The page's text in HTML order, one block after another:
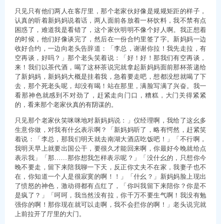
只见只有他们两人在客厅里，那个老家伙好像是规规矩距的样子，
认真的听着新妈妈说着话，两人面前各放着一杯饮料，我不禁有点
困惑了，难道我是看错了，这个家伙明明不像个好人啊。我正想着
的时候，他们好像谈完了，然后在一份合约里签了字。新妈妈一边
收好合约，一边向老头告辞道：「李总，谢谢你拉！我先走拉，有
空再谈，好吗？」那个老头笑着说：「好！好！那我们有空再谈，
来！我们以茶代酒，喝了这杯茶说完就拿起新妈妈面前那杯茶递给
了新妈妈，新妈妈大概是挂着我，急着要走吧，想都没想就喝了下
去，那个死老头呢，却没有喝！站在那里，满脸写满了兴奋。我一
看那神色就感到不对劲了，赶紧走向门口，糟糕，大门关得紧紧
的，看来那个老家伙真的有阴谋的。
只见那个老家伙笑咪咪地对新妈妈说：」仪经理啊，我给了这幺多
生意你做，对我有什幺表示啊？「新妈妈听了，略有愕然，赶紧笑
着说：「李总，那我们明天就去南湖大酒店吃饭吧！」「不行啊，
我明天早上就要出国公干，要很久才能回来啊，你最好今晚就给点
表示我」「那……那你想我怎样表示呢？」「没什幺的，只想你今
晚不要走，留下来陪我聊一下天，反正你丈夫不在家，我妻子也不
在，你知道一个人是很寂寞的啊！！」「什幺？」新妈妈脸上现出
了愤怒的神色，激动得都有点红了，「你叫我留下来陪你？你是不
是疯了？」「呵呵，我当然没有拉，你千万不要生气啊！我没有勉
强你的啊！那你现在就可以走啊，我不会拦你的啊！」老头说完就
上前拉开了厅里的大门。